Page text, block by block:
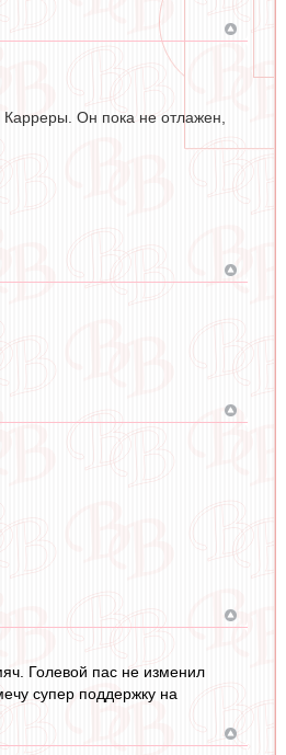
Он пока не отлажен,
Голевой пас не изменил
супер поддержку на